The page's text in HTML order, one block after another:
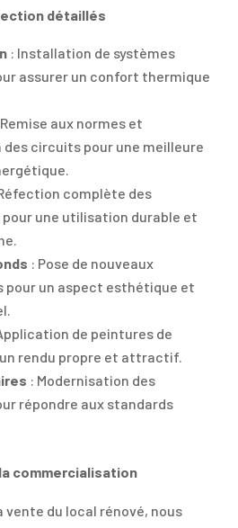
détaillés
: Installation de systèmes
assurer un confort thermique
aux normes et
circuits pour une meilleure
complète des
une utilisation durable et
: Pose de nouveaux
pour un aspect esthétique et
de peintures de
rendu propre et attractif.
: Modernisation des
répondre aux standards
la commercialisation
du local rénové, nous